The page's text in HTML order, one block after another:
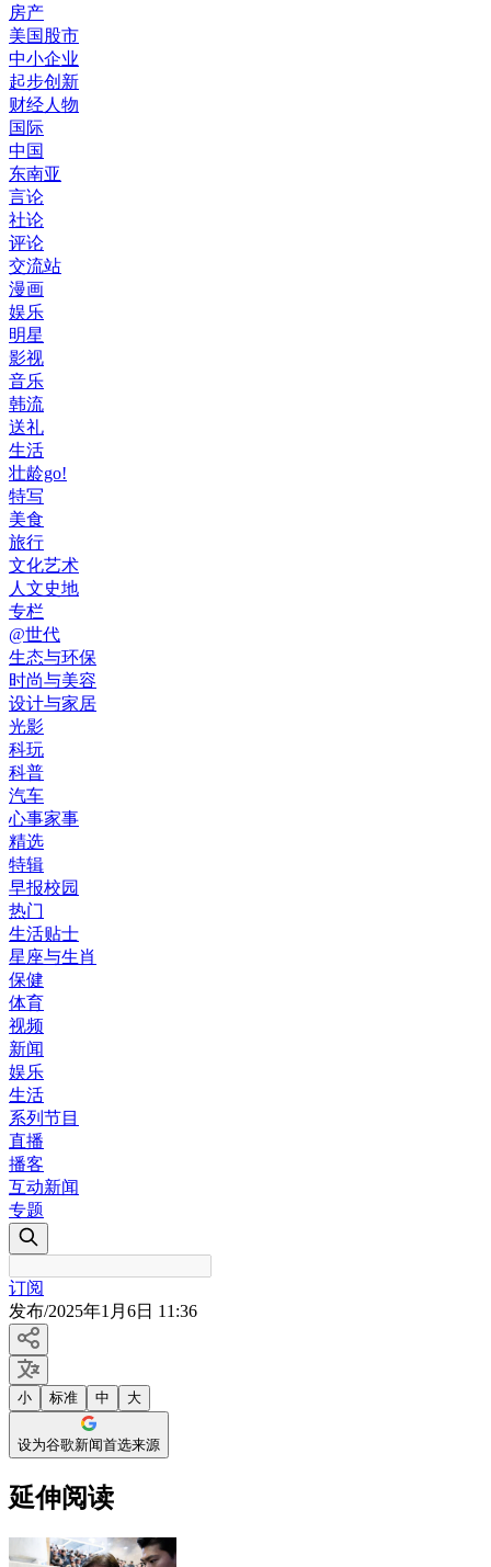
房产
美国股市
中小企业
起步创新
财经人物
国际
中国
东南亚
言论
社论
评论
交流站
漫画
娱乐
明星
影视
音乐
韩流
送礼
生活
壮龄go!
特写
美食
旅行
文化艺术
人文史地
专栏
@世代
生态与环保
时尚与美容
设计与家居
光影
科玩
科普
汽车
心事家事
精选
特辑
早报校园
热门
生活贴士
星座与生肖
保健
体育
视频
新闻
娱乐
生活
系列节目
直播
播客
互动新闻
专题
订阅
发布/2025年1月6日 11:36
小 标准 中 大
设为谷歌新闻首选来源
延伸阅读